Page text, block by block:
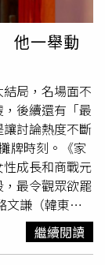
自己的悲傷放
們全力相挺，
最近市府有任
如果這些算是
也給了新手張
的看板，是黃
底，不分黨派
地，這些事務
啟楷與民眾黨
幫他搞定了。
「示範區」延
拜會國民黨鄭
動員樁腳，而
與張啟楷「陸
張啟楷表示，
他一舉動
局，名場面不
後續還有「最
討論熱度不斷
牌時刻。《家
成長和商戰元
最令觀眾欲罷
文謙（韓東君
飾 ）變本加
裡愛著楊紫，
關係一直不敢
繼續閱讀